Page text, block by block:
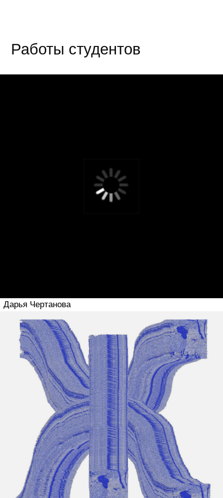
Михаил Никитишин